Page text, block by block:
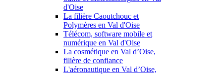
d'Oise
La filière Caoutchouc et
Polymères en Val d'Oise
Télécom, software mobile et
numérique en Val d'Oise
La cosmétique en Val d’Oise,
filière de confiance
L'aéronautique en Val d’Oise,